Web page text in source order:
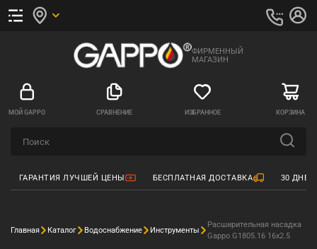
ФИРМЕННЫЙ
МАГАЗИН
МОЙ GAPPO СРАВНЕНИЕ ИЗБРАННОЕ КОРЗИНА
ГАРАНТИЯ ЛУЧШЕЙ ЦЕНЫ БЕСПЛАТНАЯ ДОСТАВКА 30
Главная Каталог Водоснабжение Инструменты
Расширительная насадка
Gappo G1805.16 16x2.5